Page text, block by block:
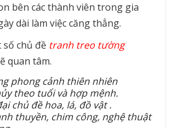
bên các thành viên trong gia
dài làm việc căng thẳng.
số chủ đề tranh treo tường
quan tâm.
phong cảnh thiên nhiên
theo tuổi và hợp mệnh.
chủ đề hoa, lá, đồ vật .
thuyền, chim công, nghệ thuật